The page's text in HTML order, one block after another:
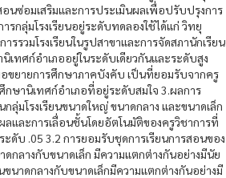
นซ่อมเสริมและการประเมินผลเพื่อปรับปรุงการ
กลุ่มโรงเรียนอยู่ระดับทดลองใช้ได้แก่ วิทยุ
รรวมโรงเรียนในรูปสาขาและการจัดสภานักเรียน
ทศก์อำเภออยู่ในระดับเดียวกันและระดับสูง
พื่อขยายการศึกษาภาคบังคับ เป็นที่ยอมรับจากครู
กษานิเทศก์อำเภอที่อยู่ระดับสมใจ 3.ผลการ
ลุ่มโรงเรียนขนาดใหญ่ ขนาดกลาง และขนาดเล็ก
และการเลื่อนชั้นโดยอัตโนมัติของครูวิชาการที่
ดับ .05 3.2 การยอมรับชุดการเรียนการสอนของ
ดกลางกับขนาดเล็ก มีความแตกต่างกันอย่างมีนัย
นาดกลางกับขนาดเล็กมีความแตกต่างกันอย่างมี